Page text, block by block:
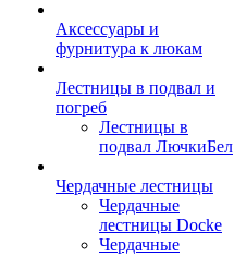
Аксессуары и
фурнитура к люкам
Лестницы в подвал и
погреб
Лестницы в
подвал ЛючкиБел
Чердачные лестницы
Чердачные
лестницы Docke
Чердачные